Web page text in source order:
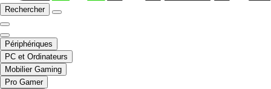
Rechercher
Périphériques
PC et Ordinateurs
Mobilier Gaming
Pro Gamer